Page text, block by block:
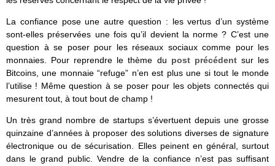
La confiance pose une autre question : les vertus d’un système
sont-elles préservées une fois qu’il devient la norme ? C’est une
question à se poser pour les réseaux sociaux comme pour les
monnaies. Pour reprendre le thème du post précédentsur les
Bitcoins, une monnaie “refuge” n’en est plus une si tout le monde
l’utilise ! Même question à se poser pour les objets connectés qui
mesurent tout, à tout bout de champ !
Un très grand nombre de startups s’évertuent depuis une grosse
quinzaine d’années à proposer des solutions diverses de signature
électronique ou de sécurisation. Elles peinent en général, surtout
dans le grand public. Vendre de la confiance n’est pas suffisant